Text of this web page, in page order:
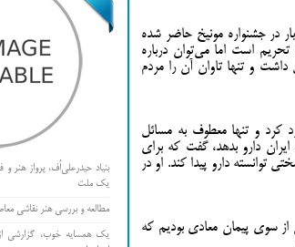
در جشنواره مونیخ حاضر شده
است اما می‌توان درباره
و تنها تاوان آن را مردم
کرد و تنها معطوف به مسائل
دارو بدهد، گفت که برای
توانسته دارو پیدا کند. او در
سوی پیمان معادی بودیم که
بنیاد حیدرعلی‌اُف، پرواز هنر و
یک ملت
مطالعه و بررسی هنر نقاشی
یک همسایه خوب، گزارشی از